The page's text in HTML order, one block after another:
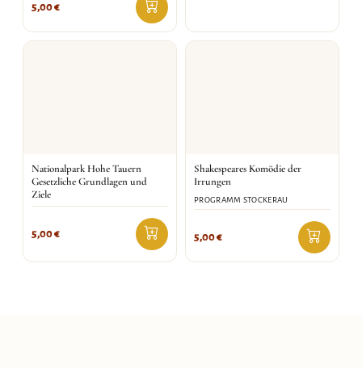
5,00€
Nationalpark Hohe Tauern
Gesetzliche Grundlagen und
Ziele
5,00€
Shakespeares Komödie der
Irrungen
PROGRAMM STOCKERAU
5,00€